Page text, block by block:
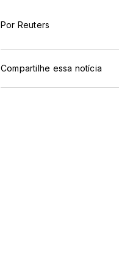
Por Reuters
Compartilhe essa notícia